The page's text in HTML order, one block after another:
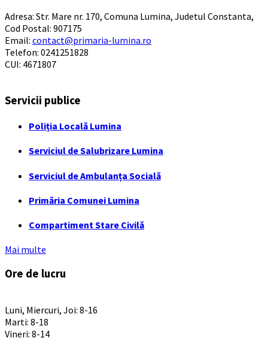
Adresa: Str. Mare nr. 170, Comuna Lumina, Judetul Constanta,
Cod Postal: 907175
Email: contact@primaria-lumina.ro
Telefon: 0241251828
CUI: 4671807
Servicii publice
Poliția Locală Lumina
Serviciul de Salubrizare Lumina
Serviciul de Ambulanța Socială
Primăria Comunei Lumina
Compartiment Stare Civilă
Mai multe
Ore de lucru
Luni, Miercuri, Joi: 8-16
Marti: 8-18
Vineri: 8-14